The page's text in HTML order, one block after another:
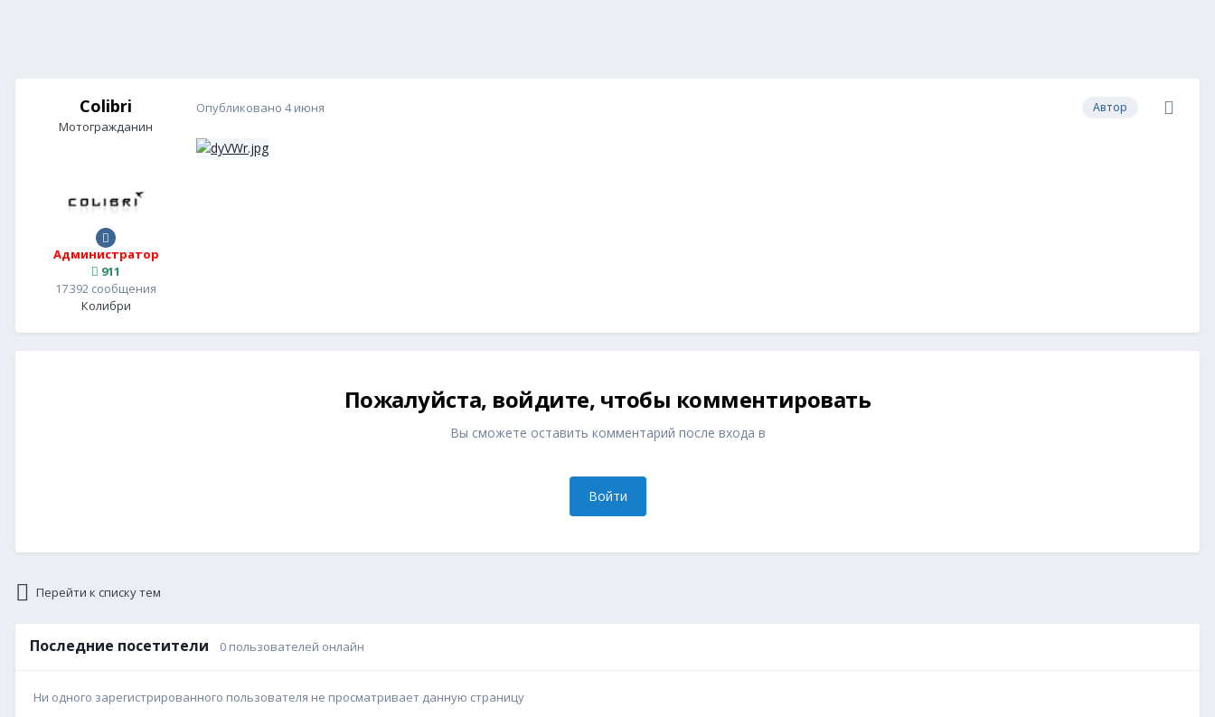
Colibri
Мотогражданин
Администратор
911
17 392 сообщения
Колибри
Автор
Опубликовано 4 июня
Пожалуйста, войдите, чтобы комментировать
Вы сможете оставить комментарий после входа в
Войти
Перейти к списку тем
Последние посетители 0 пользователей онлайн
Ни одного зарегистрированного пользователя не просматривает данную страницу